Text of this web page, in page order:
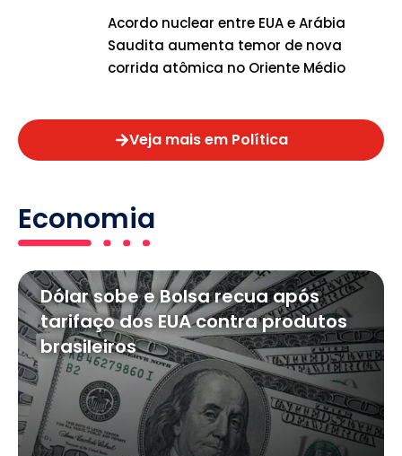
Acordo nuclear entre EUA e Arábia
Saudita aumenta temor de nova
corrida atômica no Oriente Médio
Veja mais em Política
Economia
Dólar sobe e Bolsa recua após
tarifaço dos EUA contra produtos
brasileiros